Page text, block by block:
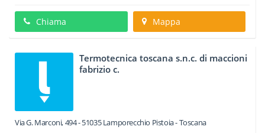
Chiama Mappa
Termotecnica toscana s.n.c. di maccioni
fabrizio c.
Via G. Marconi, 494-51035 Lamporecchio Pistoia -Toscana